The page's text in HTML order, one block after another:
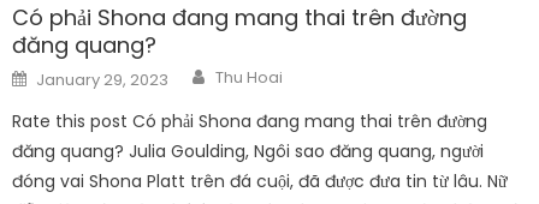
Có phải Shona đang mang thai trên đường
đăng quang?
Posted
on
January 29, 2023 Author
Thu Hoai
Rate this post Có phải Shona đang mang thai trên đường
đăng quang? Julia Goulding, Ngôi sao đăng quang, người
đóng vai Shona Platt trên đá cuội, đã được đưa tin từ lâu. Nữ